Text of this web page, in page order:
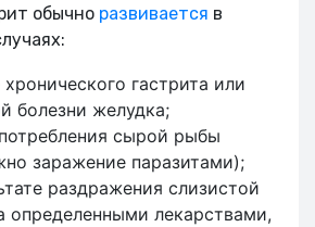
обычно развивается в
гастрита или
болезни желудка;
сырой рыбы
заражение паразитами);
раздражения слизистой
определенными лекарствами,